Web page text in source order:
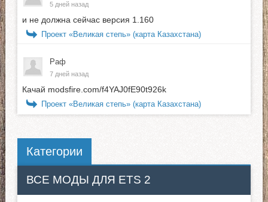
5 дней назад
и не должна сейчас версия 1.160
Проект «Великая степь» (карта Казахстана)
Раф
7 дней назад
Качай modsfire.com/f4YAJ0fE90t926k
Проект «Великая степь» (карта Казахстана)
Категории
ВСЕ МОДЫ ДЛЯ ETS 2